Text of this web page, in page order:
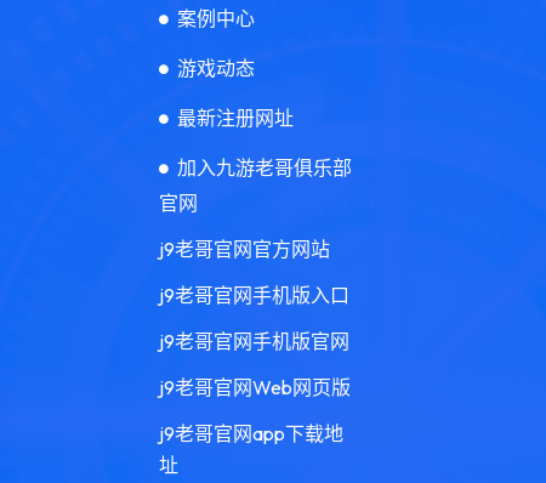
案例中心
游戏动态
最新注册网址
加入九游老哥俱乐部
官网
j9老哥官网官方网站
j9老哥官网手机版入口
j9老哥官网手机版官网
j9老哥官网Web网页版
j9老哥官网app下载地
址